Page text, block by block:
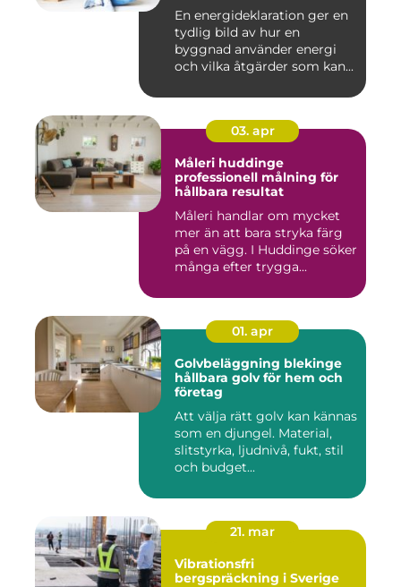
En energideklaration ger en
tydlig bild av hur en
byggnad använder energi
och vilka åtgärder som kan...
03. apr
Måleri huddinge
professionell målning för
hållbara resultat
Måleri handlar om mycket
mer än att bara stryka färg
på en vägg. I Huddinge söker
många efter trygga...
01. apr
Golvbeläggning blekinge
hållbara golv för hem och
företag
Att välja rätt golv kan kännas
som en djungel. Material,
slitstyrka, ljudnivå, fukt, stil
och budget...
21. mar
Vibrationsfri
bergspräckning i Sverige